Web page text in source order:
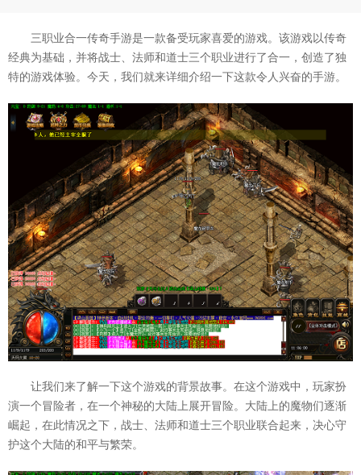
三职业合一传奇手游是一款备受玩家喜爱的游戏。该游戏以传奇
经典为基础，并将战士、法师和道士三个职业进行了合一，创造了独
特的游戏体验。今天，我们就来详细介绍一下这款令人兴奋的手游。
让我们来了解一下这个游戏的背景故事。在这个游戏中，玩家扮
演一个冒险者，在一个神秘的大陆上展开冒险。大陆上的魔物们逐渐
崛起，在此情况之下，战士、法师和道士三个职业联合起来，决心守
护这个大陆的和平与繁荣。